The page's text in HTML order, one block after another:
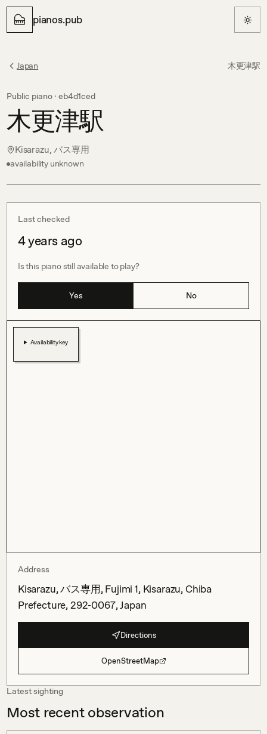
pianos.pub
Japan 木更津駅
Public piano · eb4d1ced
木更津駅
Kisarazu, バス専用
availability unknown
Last checked
4 years ago
Is this piano still available to play?
Yes No
Availability key
Address
Kisarazu, バス専用, Fujimi 1, Kisarazu, Chiba
Prefecture, 292-0067, Japan
Directions
OpenStreetMap
Latest sighting
Most recent observation